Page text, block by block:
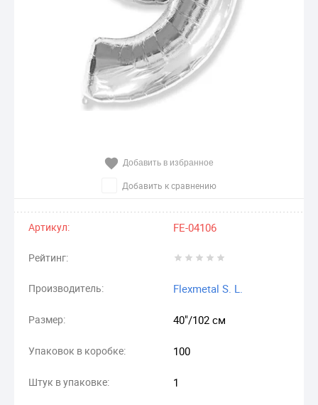
Добавить в избранное
Добавить к сравнению
Артикул: FE-04106
Рейтинг:
Производитель: Flexmetal S. L.
Размер: 40"/102 см
Упаковок в коробке: 100
Штук в упаковке: 1